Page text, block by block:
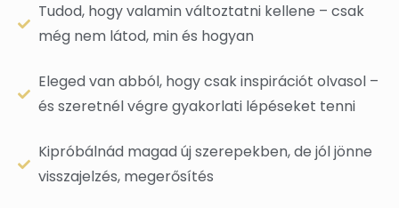
Tudod, hogy valamin változtatni kellene – csak
még nem látod, min és hogyan
Eleged van abból, hogy csak inspirációt olvasol –
és szeretnél végre gyakorlati lépéseket tenni
Kipróbálnád magad új szerepekben, de jól jönne
visszajelzés, megerősítés